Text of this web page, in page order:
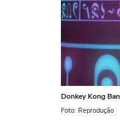
Donkey Kong
Foto: Reprodução